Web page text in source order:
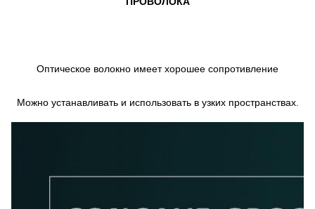
Оптическое волокно имеет хорошее сопротивление
Можно устанавливать и использовать в узких пространствах.